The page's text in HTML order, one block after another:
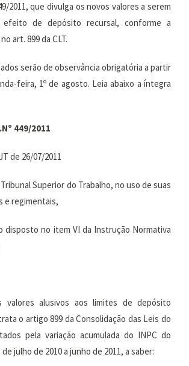
2011, que divulga os novos valores a serem
efeito de depósito recursal, conforme a
art. 899 da CLT.
serão de observância obrigatória a partir
feira, 1º de agosto. Leia abaixo a íntegra
449/2011
de 26/07/2011
Superior do Trabalho, no uso de suas
e regimentais,
disposto no item VI da Instrução Normativa
valores alusivos aos limites de depósito
o artigo 899 da Consolidação das Leis do
pela variação acumulada do INPC do
julho de 2010 a junho de 2011, a saber: